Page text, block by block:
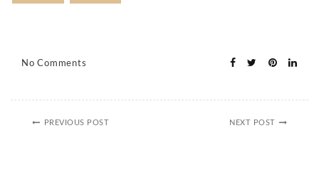
No Comments
PREVIOUS POST NEXT POST